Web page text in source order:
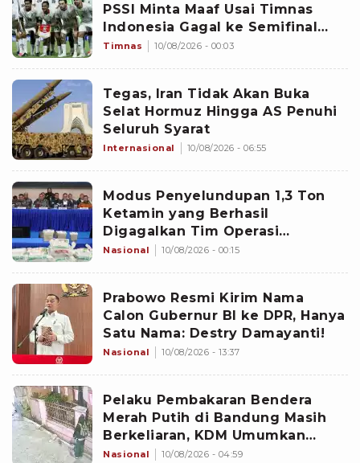
PSSI Minta Maaf Usai Timnas
Indonesia Gagal ke Semifinal
Piala AFF 2026: Jangan Hujat
Timnas 10/08/2026 - 00:03
Tegas, Iran Tidak Akan Buka
Selat Hormuz Hingga AS Penuhi
Seluruh Syarat
Internasional 10/08/2026 - 06:55
Modus Penyelundupan 1,3 Ton
Ketamin yang Berhasil
Digagalkan Tim Operasi
Gabungan di Perairan Natuna
Nasional 10/08/2026 - 00:15
Prabowo Resmi Kirim Nama
Calon Gubernur BI ke DPR, Hanya
Satu Nama: Destry Damayanti!
Nasional 10/08/2026 - 13:37
Pelaku Pembakaran Bendera
Merah Putih di Bandung Masih
Berkeliaran, KDM Umumkan
Sayembara Berhadiah
Nasional 10/08/2026 - 04:59